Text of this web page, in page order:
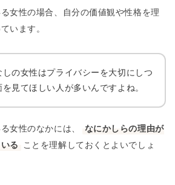
女性の場合、自分の価値観や性格を理
います。
しの女性はプライバシーを大切にしつ
を見てほしい人が多いんですよね。
女性のなかには、
なにかしらの理由が
る
ことを理解しておくとよいでしょ